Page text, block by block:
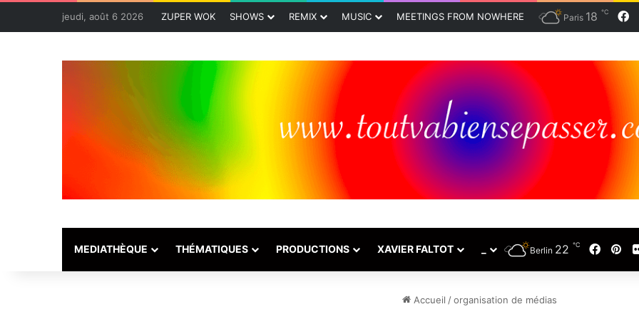
jeudi, août 6 2026 ZUPER WOK SHOWS REMIX MUSIC MEETINGS FROM NOWHERE Paris 18 ℃
MEDIATHÈQUE THÉMATIQUES PRODUCTIONS XAVIER FALTOT Berlin 22 ℃
Accueil / organisation de médias